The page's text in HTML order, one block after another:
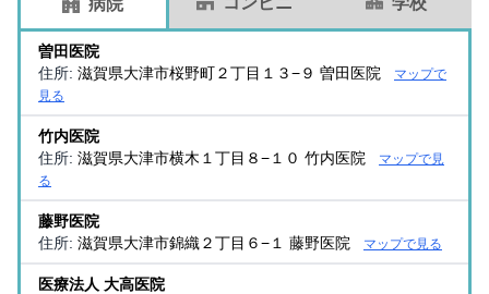
病院
曽田医院
住所: 滋賀県大津市桜野町２丁目１３−９ 曽田医院
マップで
見る
竹内医院
住所: 滋賀県大津市横木１丁目８−１０ 竹内医院
マップで見
る
藤野医院
住所: 滋賀県大津市錦織２丁目６−１ 藤野医院 マップで見る
医療法人 大高医院